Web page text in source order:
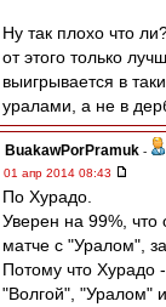
Ну так плохо что
от этого только
выигрывается в
уралами, а не в
BuakawPorPramuk -
01 апр 2014 08:43
По Хурадо.
Уверен на 99%,
матче с "Уралом",
Потому что Хурадо
"Волгой", "Уралом" и